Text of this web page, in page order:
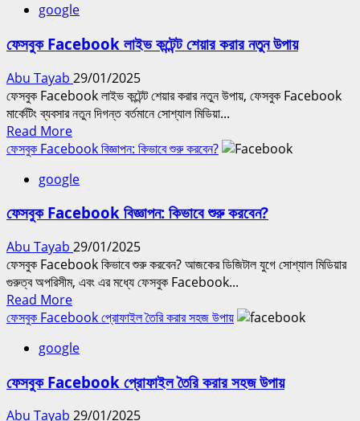
ফেসবুক
ফিচার
ব্যবহার
|
Facebook
Story
Features
and
Uses
google
ফেসবুক Facebook লাইভ কন্টেন্ট শেয়ার করার নতুন উপায়
Abu Tayab 29/01/2025
ফেসবুক Facebook লাইভ কন্টেন্ট শেয়ার করার নতুন উপায়, ফেসবুক Facebook
মার্কেটিং ব্যবসার নতুন দিগন্ত বর্তমানে সোশ্যাল মিডিয়া...
Read MoreRead
more
ফেসবুক
লাইভ
শেয়ার
করার
নতুন
উপায়
ফেসবুক Facebook বিজ্ঞাপন: কিভাবে শুরু করবেন?
google
ফেসবুক Facebook বিজ্ঞাপন: কিভাবে শুরু করবেন?
Abu Tayab 29/01/2025
ফেসবুক Facebook কিভাবে শুরু করবেন? আজকের ডিজিটাল যুগে সোশ্যাল মিডিয়ার
গুরুত্ব অপরিসীম, এবং এর মধ্যে ফেসবুক Facebook...
Read MoreRead
more
ফেসবুক
বিজ্ঞাপন:
ফেসবুক Facebook প্রোফাইল তৈরি করার সহজ উপায়
google
ফেসবুক Facebook প্রোফাইল তৈরি করার সহজ উপায়
Abu Tayab 29/01/2025